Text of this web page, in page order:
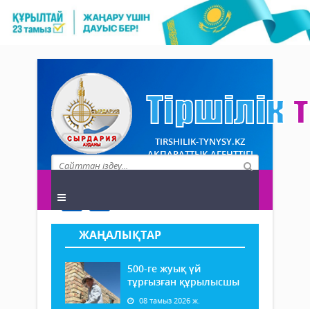
TIRSHILIK-TYNYSY.KZ
АҚПАРАТТЫҚ АГЕНТТІГІ
ЖАҢАЛЫҚТАР
500-ге жуық үй
тұрғызған құрылысшы
08 тамыз 2026 ж.